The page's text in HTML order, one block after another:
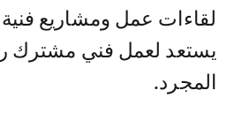
لقاءات عمل ومشاريع فنية
يستعد لعمل فني مشترك
المجرد.